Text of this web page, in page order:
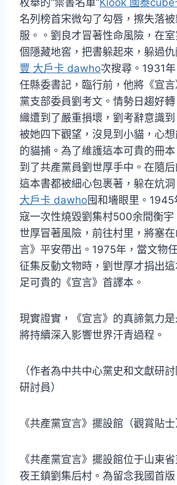
名列榜首宋微勾了勾唇，擦失落
服。。劉良才冒著性命風險，在
個隱藏地窖，把書躲起來，躲過
豐 大戶卡 dawho次搜尋。1931
任縣委書記，臨行前，他將《宣
黨支部委員劉考文。情勢日趨好
織遭到了嚴重損壞，劉考辭意識
被她四下觀望，沒見到小貓，心
的貓捕。為了維護這本可貴的冊
到了共產黨員劉世厚手中。在隨后
這本書都被細心包裹著，躲在炕
大戶卡 dawho囤和墻眼里。1945
寇一次性燒毀劉集村500余間衡宇
世厚冒著風險，前往村里，將塞
言》平安帶出。1975年，當文物
征集反動文物時，劉世厚才捐出
足可貴的《宣言》首譯本。
現實證實，《宣言》的真諦氣力
將持續深入影響世界汗青過程。
（作者為中共中心黨史和文獻研
研討員）
《共產黨宣言》擺設館（觀賞貼士
《共產黨宣言》擺設館位于山東
夜王鎮劉集后村。為留念我國首版